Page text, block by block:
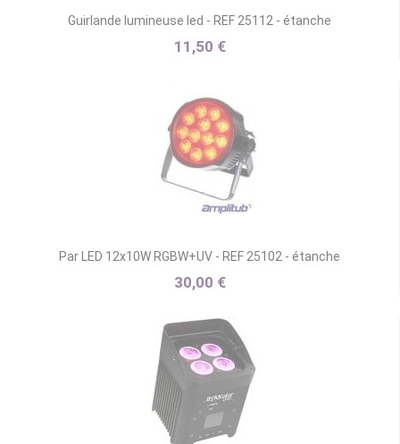
Guirlande lumineuse led - REF 25112 - étanche
11,50 €
Par LED 12x10W RGBW+UV - REF 25102 - étanche
30,00 €